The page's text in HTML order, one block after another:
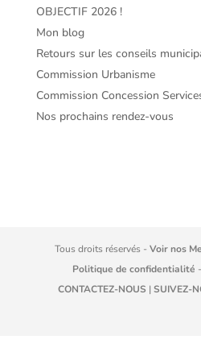
OBJECTIF 2026 !
Mon blog
Retours sur les conseils
Commission Urbanisme
Commission Concession
Nos prochains rendez-vous
Tous droits réservés -Voir nos
Politique de confidentialité
CONTACTEZ-NOUS |SUIVEZ-